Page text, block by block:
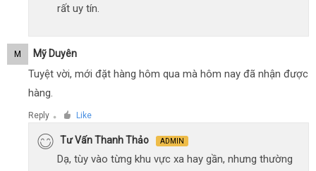
rất uy tín.
M Mỹ Duyên
Tuyệt vời, mới đặt hàng hôm qua mà hôm nay đã nhận được
hàng.
Reply ● Like
Tư Vấn Thanh Thảo ADMIN
Dạ, tùy vào từng khu vực xa hay gần, nhưng thường